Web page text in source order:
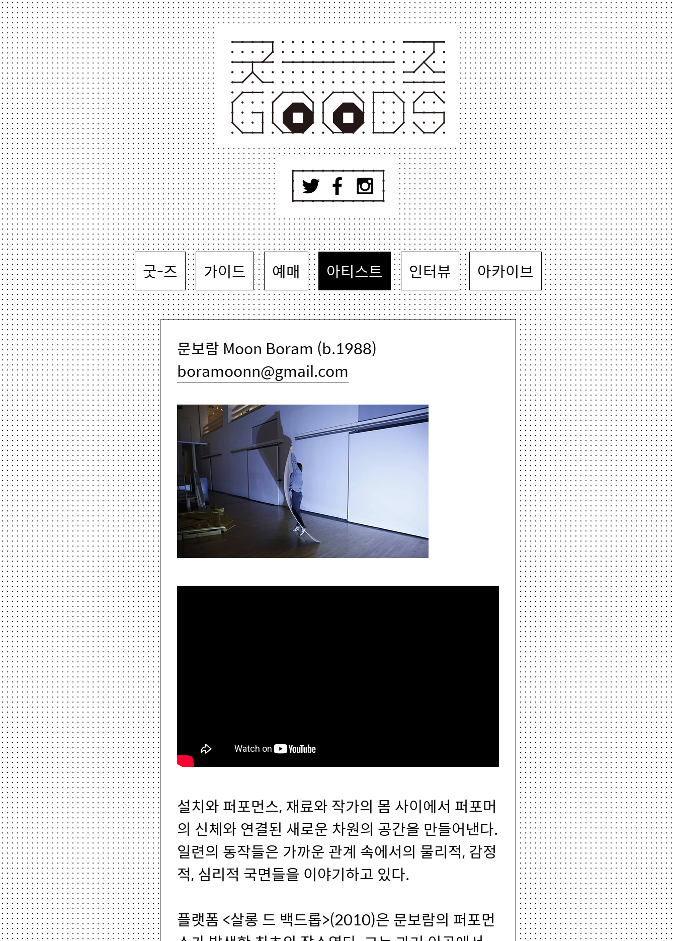
굿-즈 가이드 예매 아티스트 인터뷰 아카이브
문보람 Moon Boram (b.1988)
boramoonn@gmail.com
설치와 퍼포먼스, 재료와 작가의 몸 사이에서 퍼포머
의 신체와 연결된 새로운 차원의 공간을 만들어낸다.
일련의 동작들은 가까운 관계 속에서의 물리적, 감정
적, 심리적 국면들을 이야기하고 있다.
플랫폼 <살롱 드 백드롭>(2010)은 문보람의 퍼포먼